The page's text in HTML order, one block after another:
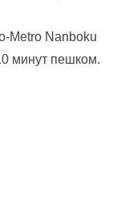
Metro Nanboku
минут пешком.